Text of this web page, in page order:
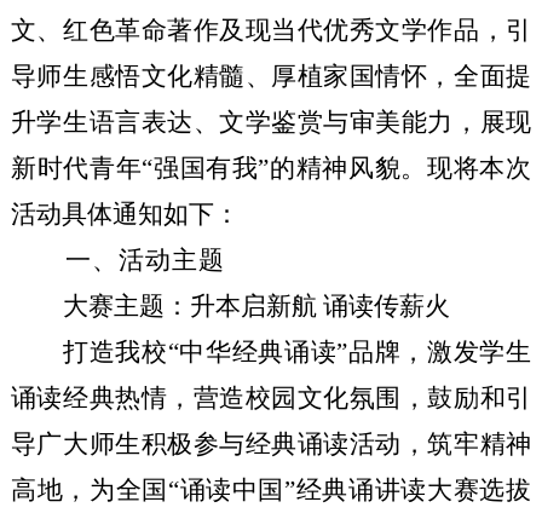
文、红色革命著作及现当代优秀文学作品，引
导师生感悟文化精髓、厚植家国情怀，全面提
升学生语言表达、文学鉴赏与审美能力，展现
新时代青年“强国有我”的精神风貌。现将本次
活动具体通知如下：
一、活动主题
大赛主题：升本启新航 诵读传薪火
打造我校“中华经典诵读”品牌，激发学生
诵读经典热情，营造校园文化氛围，鼓励和引
导广大师生积极参与经典诵读活动，筑牢精神
高地，为全国“诵读中国”经典诵讲读大赛选拔